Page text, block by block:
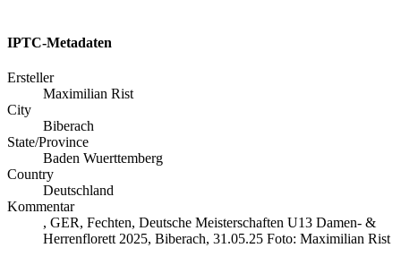
IPTC-Metadaten
Ersteller
Maximilian Rist
City
Biberach
State/Province
Baden Wuerttemberg
Country
Deutschland
Kommentar
, GER, Fechten, Deutsche Meisterschaften U13 Damen- &
Herrenflorett 2025, Biberach, 31.05.25 Foto: Maximilian Rist